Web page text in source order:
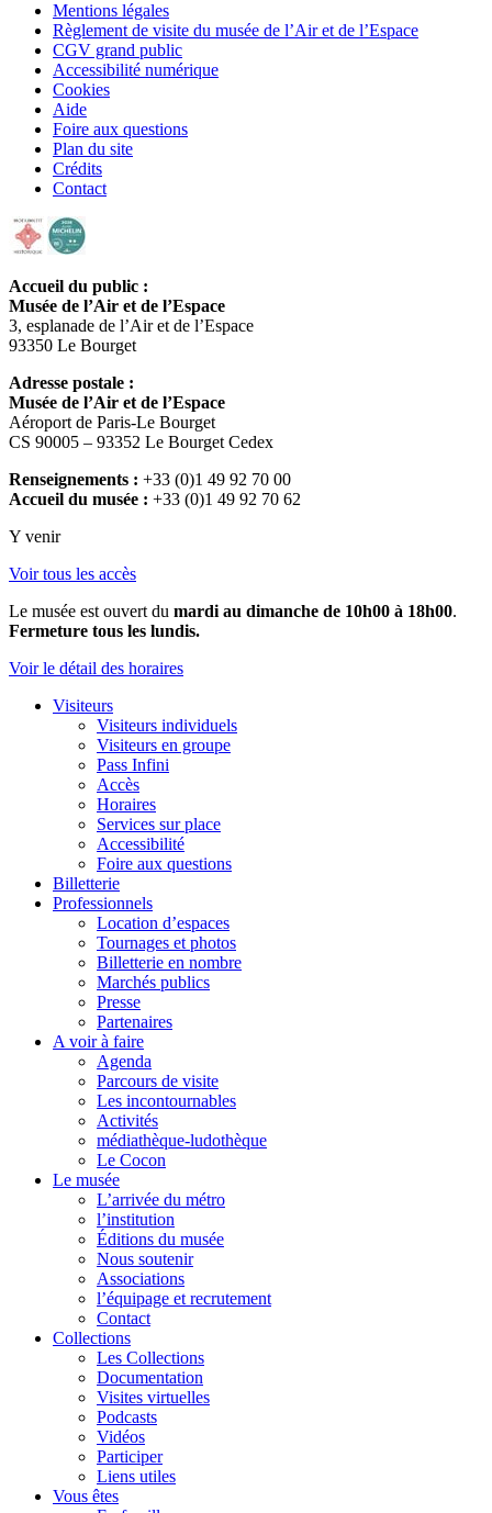
Mentions légales
Règlement de visite du musée de l’Air et de l’Espace
CGV grand public
Accessibilité numérique
Cookies
Aide
Foire aux questions
Plan du site
Crédits
Contact
Accueil du public :
Musée de l’Air et de l’Espace
3, esplanade de l’Air et de l’Espace
93350 Le Bourget
Adresse postale :
Musée de l’Air et de l’Espace
Aéroport de Paris-Le Bourget
CS 90005 – 93352 Le Bourget Cedex
Renseignements : +33 (0)1 49 92 70 00
Accueil du musée : +33 (0)1 49 92 70 62
Y venir
Voir tous les accès
Le musée est ouvert du mardi au dimanche de 10h00 à 18h00.
Fermeture tous les lundis.
Voir le détail des horaires
Visiteurs
Visiteurs individuels
Visiteurs en groupe
Pass Infini
Accès
Horaires
Services sur place
Accessibilité
Foire aux questions
Billetterie
Professionnels
Location d’espaces
Tournages et photos
Billetterie en nombre
Marchés publics
Presse
Partenaires
A voir à faire
Agenda
Parcours de visite
Les incontournables
Activités
médiathèque-ludothèque
Le Cocon
Le musée
L’arrivée du métro
l’institution
Éditions du musée
Nous soutenir
Associations
l’équipage et recrutement
Contact
Collections
Les Collections
Documentation
Visites virtuelles
Podcasts
Vidéos
Participer
Liens utiles
Vous êtes